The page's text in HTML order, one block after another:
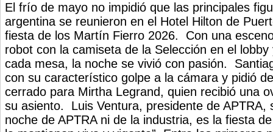
El frío de mayo no impidió que las principales
argentina se reunieron en el Hotel Hilton de
fiesta de los Martín Fierro 2026. Con una
robot con la camiseta de la Selección en el
cada mesa, la noche se vivió con pasión.
con su característico golpe a la cámara y pidió
cerrado para Mirtha Legrand, quien recibió una
su asiento. Luis Ventura, presidente de APTRA,
noche de APTRA ni de la industria, es la fiesta